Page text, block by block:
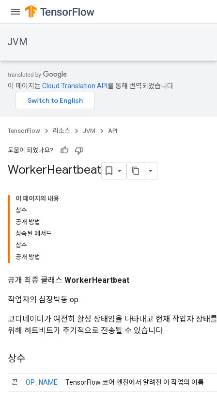
JVM
이 페이지는Cloud Translation API 를 통해 번역되었습니다.
TensorFlow 리소스 JVM API
도움이 되었나요?
WorkerHeartbeat
이 페이지의 내용
상수
공개 방법
상속된 메서드
상수
공개 방법
공개 최종 클래스 WorkerHeartbeat
작업자의 심장박동 op.
코디네이터가 여전히 활성 상태임을 나타내고 현재 작업자 상태
위해 하트비트가 주기적으로 전송될 수 있습니다.
상수
끈 OP_NAME TensorFlow 코어 엔진에서 알려진 이 작업의 이름